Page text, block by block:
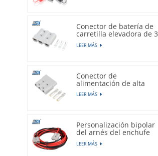
Conector de batería de
carretilla elevadora de 3
polos, 50A, 600V,
enchufe gris
LEER MÁS
Conector de
alimentación de alta
corriente de la carretilla
elevadora eléctrica
LEER MÁS
Personalización bipolar
del arnés del enchufe
del conector de la
batería del vehículo
LEER MÁS